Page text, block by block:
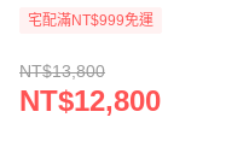
宅配滿NT$999免運
NT$13,800
NT$12,800